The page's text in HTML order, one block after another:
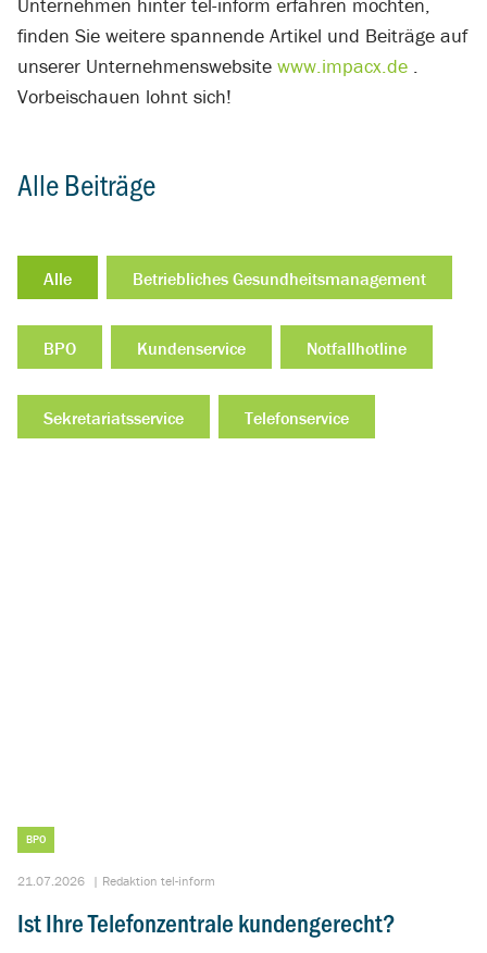
finden Sie weitere spannende Artikel und Beiträge auf
unserer Unternehmenswebsite www.impacx.de .
Vorbeischauen lohnt sich!
Alle Beiträge
Alle Betriebliches Gesundheitsmanagement
BPO Kundenservice Notfallhotline
Sekretariatsservice Telefonservice
BPO
21.07.2026 | Redaktion tel-inform
Ist Ihre Telefonzentrale kundengerecht?